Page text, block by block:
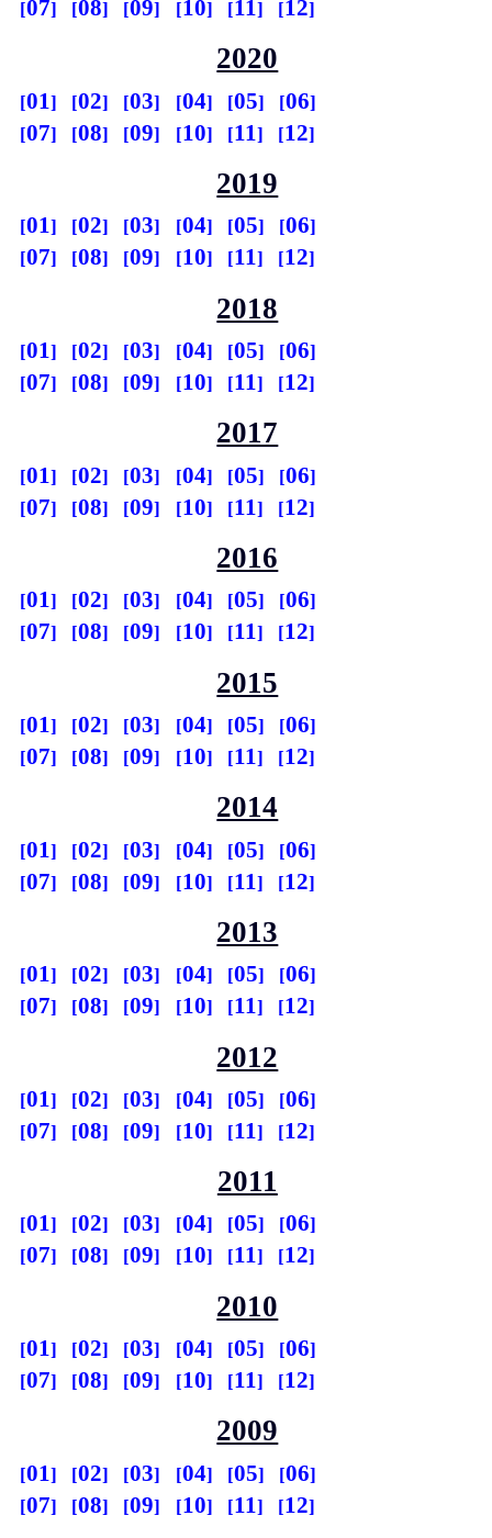
07 08 09 10 11 12
2020
01 02 03 04 05
06
07
08 09 10 11 12
2019
01 02 03 04 05
06
07
08 09 10 11 12
2018
01 02 03 04 05
06
07
08 09 10 11 12
2017
01 02 03 04 05
06
07
08 09 10 11 12
2016
01 02 03 04 05
06
07
08 09 10 11 12
2015
01 02 03 04 05
06
07
08 09 10 11 12
2014
01 02 03 04 05
06
07
08 09 10 11 12
2013
01 02 03 04 05
06
07
08 09 10 11 12
2012
01 02 03 04 05
06
07
08 09 10 11 12
2011
01 02 03 04 05
06
07
08 09 10 11 12
2010
01 02 03 04 05
06
07
08 09 10 11 12
2009
01 02 03 04 05
06
07
08 09 10 11 12